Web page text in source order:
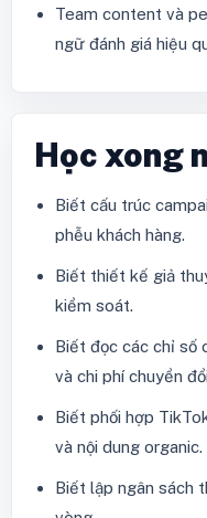
Team content và
ngữ đánh giá hiệu
Học xong
Biết cấu trúc
phễu khách hàng.
Biết thiết kế giả
kiểm soát.
Biết đọc các chỉ số
và chi phí chuyển
Biết phối hợp
và nội dung organic.
Biết lập ngân sách